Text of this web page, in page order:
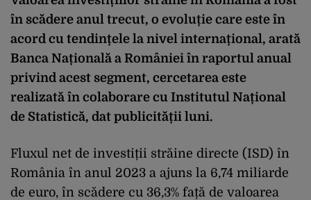
în scădere anul trecut, o evoluție care este în
acord cu tendințele la nivel internațional, arată
Banca Națională a României în raportul anual
privind acest segment, cercetarea este
realizată în colaborare cu Institutul Național
de Statistică, dat publicității luni.
Fluxul net de investiții străine directe (ISD) în
România în anul 2023 a ajuns la 6,74 miliarde
de euro, în scădere cu 36,3% față de valoarea